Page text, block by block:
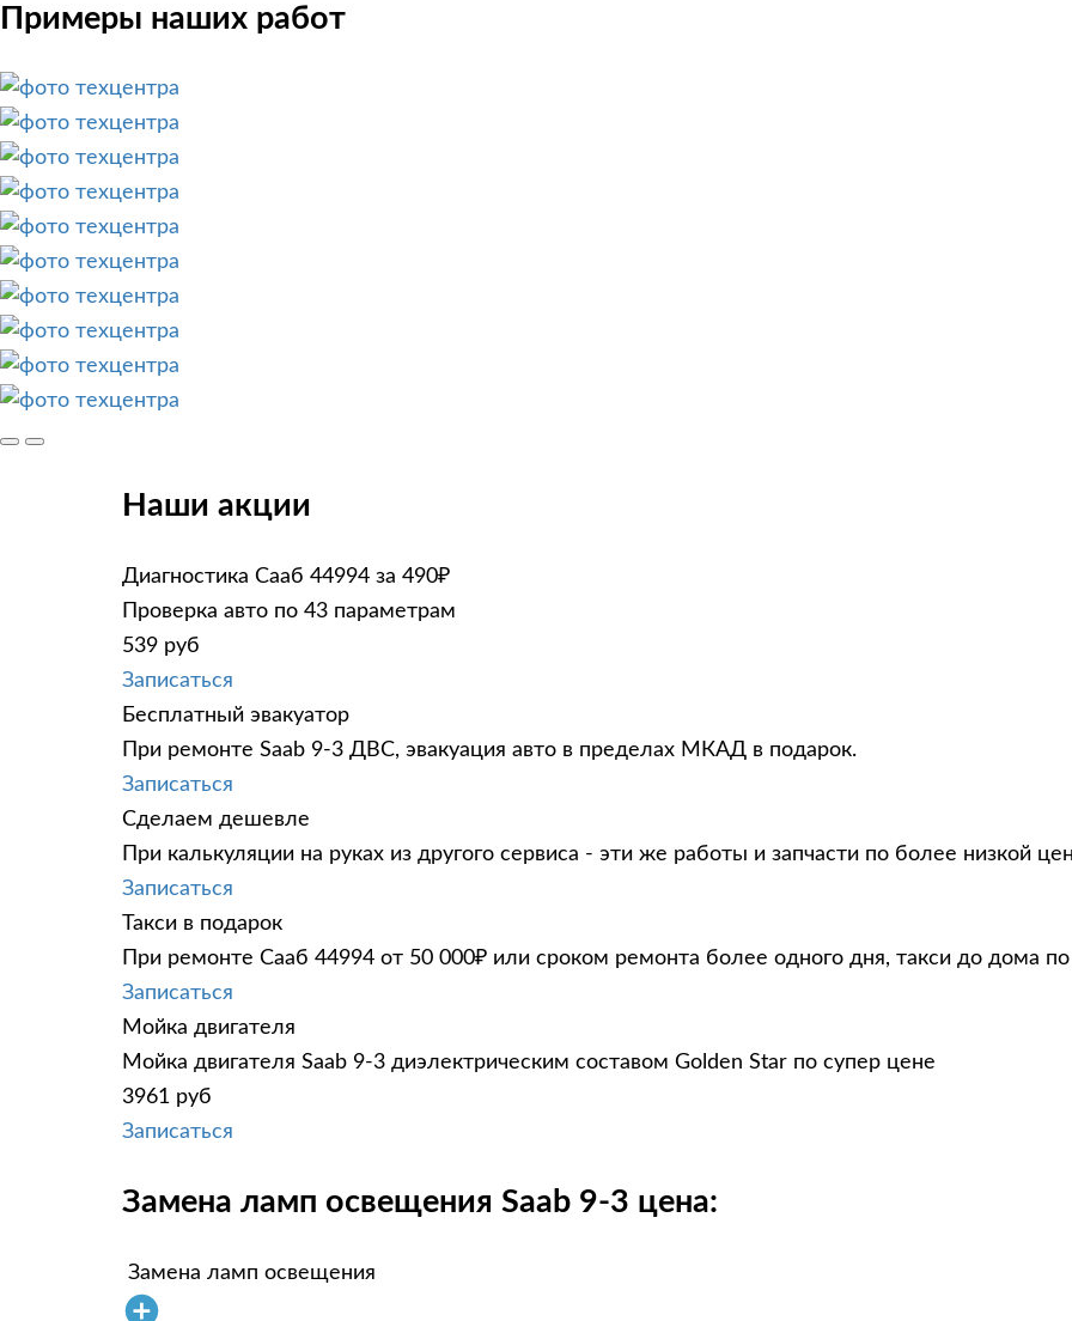
Примеры наших работ
Наши акции
Диагностика Сааб 44994 за 490₽
Проверка авто по 43 параметрам
539 руб
Записаться
Бесплатный эвакуатор
При ремонте Saab 9-3 ДВС, эвакуация авто в пределах МКАД в подарок.
Записаться
Сделаем дешевле
При калькуляции на руках из другого сервиса - эти же работы и запчасти по более низкой
Записаться
Такси в подарок
При ремонте Сааб 44994 от 50 000₽ или сроком ремонта более одного дня, такси до дома
Записаться
Мойка двигателя
Мойка двигателя Saab 9-3 диэлектрическим составом Golden Star по супер цене
3961 руб
Записаться
Замена ламп освещения Saab 9-3 цена:
Замена ламп освещения